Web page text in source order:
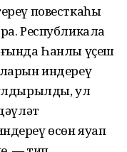
повесткаһы
Республикала
Һанлы үҫеш
индереү
ул
өсөн яуап